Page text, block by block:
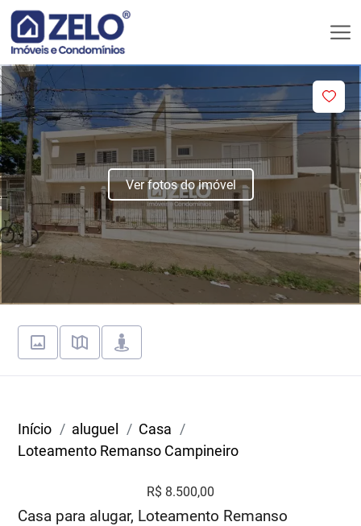
Ver fotos do imóvel
Início aluguel
Casa
Loteamento Remanso Campineiro
R$ 8.500,00
Casa para alugar, Loteamento Remanso